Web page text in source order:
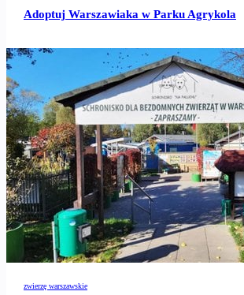
Adoptuj Warszawiaka w Parku Agrykola
zwierzę warszawskie